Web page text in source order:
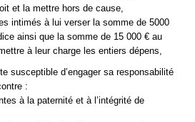
et la mettre hors de cause,
intimés à lui verser la somme de 5000
ainsi que la somme de 15 000 € au
à leur charge les entiers dépens,
susceptible d’engager sa responsabilité
:
à la paternité et à l’intégrité de